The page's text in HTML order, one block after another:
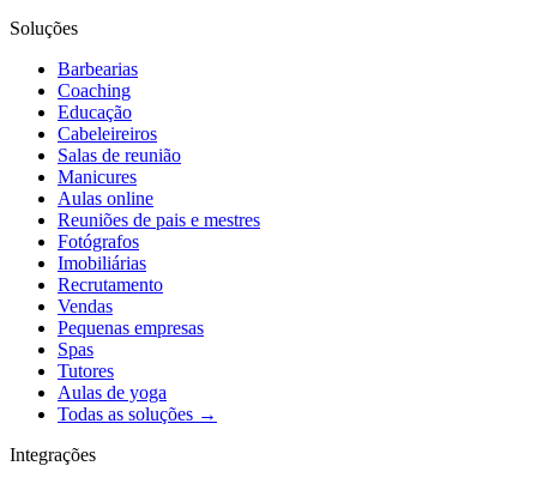
Soluções
Barbearias
Coaching
Educação
Cabeleireiros
Salas de reunião
Manicures
Aulas online
Reuniões de pais e mestres
Fotógrafos
Imobiliárias
Recrutamento
Vendas
Pequenas empresas
Spas
Tutores
Aulas de yoga
Todas as soluções →
Integrações